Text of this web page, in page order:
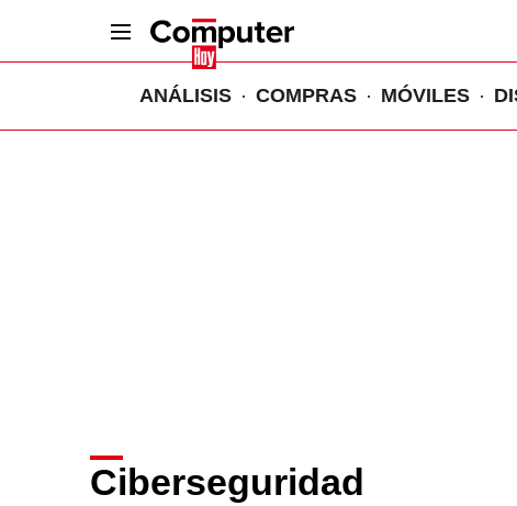
ANÁLISIS COMPRAS MÓVILES
Ciberseguridad